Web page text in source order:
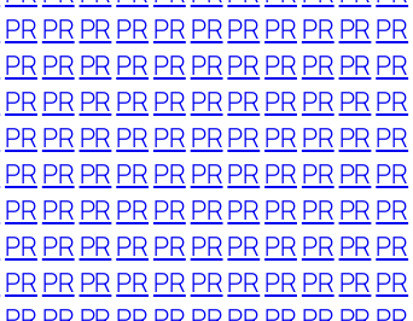
PR PR PR PR PR PRPR PR PR PR PR
PR PR PR PR PR PRPR PR PR PR PR
PR PR PR PR PR PRPR PR PR PR PR
PR PR PR PR PR PRPR PR PR PR PR
PR PR PR PR PR PRPR PR PR PR PR
PR PR PR PR PR PRPR PR PR PR PR
PR PR PR PR PR PRPR PR PR PR PR
PR PR PR PR PR PRPR PR PR PR PR